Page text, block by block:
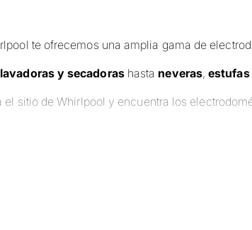
te ofrecemos una amplia gama de
lavadoras y secadorashasta neveras,estufas
el sitio de Whirlpool y encuentra los